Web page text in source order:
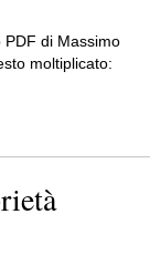
PDF di Massimo
moltiplicato: